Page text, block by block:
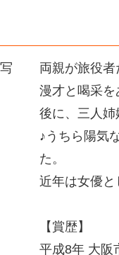
両親が旅役
漫才と喝采を
後に、三人姉
♪うちら陽気
た。
近年は女優と
【賞歴】
平成8年 大阪